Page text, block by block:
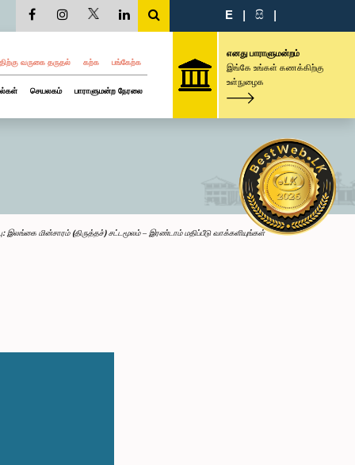
E | සි |
வருகை தருதல் கற்க பங்கேற்க
செயலகம் பாராளுமன்ற நேரலை
எனது பாராளுமன்றம்
இங்கே உங்கள் கணக்கிற்கு
உள்நுழைக
இலங்கை மின்சாரம் (திருத்தச்) சட்டமூலம் – இரண்டாம் மதிப்பீடு வாக்களியுங்கள்